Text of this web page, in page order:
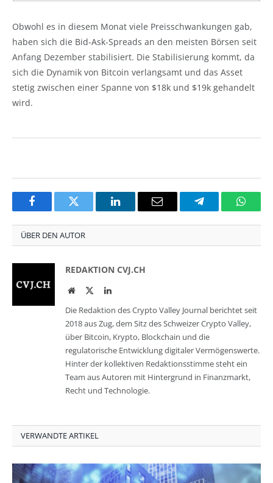
Obwohl es in diesem Monat viele Preisschwankungen gab,
haben sich die Bid-Ask-Spreads an den meisten Börsen seit
Anfang Dezember stabilisiert. Die Stabilisierung kommt, da
sich die Dynamik von Bitcoin verlangsamt und das Asset
stetig zwischen einer Spanne von $18k und $19k gehandelt
wird.
FacebookTwitter LinkedInEmail Telegram
ÜBER DEN AUTOR
REDAKTION CVJ.CH
WebsiteTwitterLinkedIn
Die Redaktion des Crypto Valley Journal berichtet seit
2018 aus Zug, dem Sitz des Schweizer Crypto Valley,
über Bitcoin, Krypto, Blockchain und die
regulatorische Entwicklung digitaler Vermögenswerte.
Hinter der kollektiven Redaktionsstimme steht ein
Team aus Autoren mit Hintergrund in Finanzmarkt,
Recht und Technologie.
VERWANDTE ARTIKEL